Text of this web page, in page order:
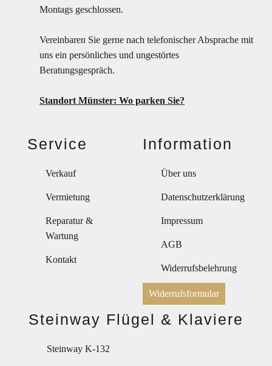
Montags geschlossen.
Vereinbaren Sie gerne nach telefonischer Absprache mit
uns ein persönliches und ungestörtes
Beratungsgespräch.
Standort Münster: Wo parken Sie?
Service
Verkauf
Vermietung
Reparatur &
Wartung
Kontakt
Information
Über uns
Datenschutzerklärung
Impressum
AGB
Widerrufsbelehrung
Widerrufsformular
Steinway Flügel & Klaviere
Steinway K-132